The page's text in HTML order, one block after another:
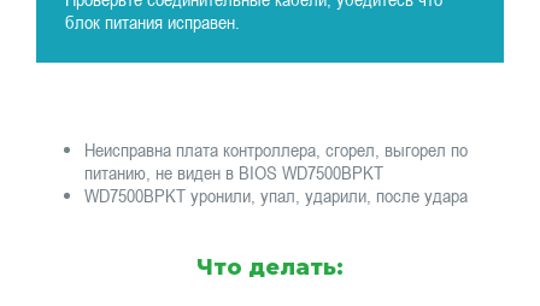
блок питания исправен.
Неисправна плата контроллера, сгорел, выгорел по
питанию, не виден в BIOS WD7500BPKT
WD7500BPKT уронили, упал, ударили, после удара
Что делать: